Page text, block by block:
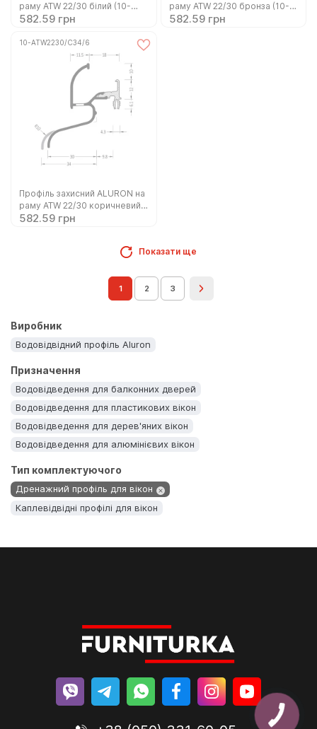
раму ATW 22/30 білий (10-
ATW2230/RAL9016/6)
582.59 грн
раму ATW 22/30 бронза (10-
ATW2230/C33/6)
582.59 грн
10-ATW2230/C34/6
Профіль захисний ALURON на
раму ATW 22/30 коричневий
(10-ATW2230/C34/6)
582.59 грн
Показати ще
1 2 3
Виробник
Водовідвідний профіль Aluron
Призначення
Водовідведення для балконних дверей
Водовідведення для пластикових вікон
Водовідведення для дерев'яних вікон
Водовідведення для алюмінієвих вікон
Тип комплектуючого
Дренажний профіль для вікон
Каплевідвідні профілі для вікон